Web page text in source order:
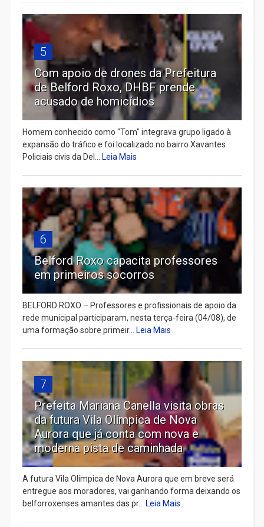
5
Com apoio de drones da Prefeitura
de Belford Roxo, DHBF prende
acusado de homicídios
Homem conhecido como "Tom" integrava grupo ligado à
expansão do tráfico e foi localizado no bairro Xavantes
Policiais civis da Del... Leia Mais
6
Belford Roxo capacita professores
em primeiros socorros
BELFORD ROXO – Professores e profissionais de apoio da
rede municipal participaram, nesta terça-feira (04/08), de
uma formação sobre primeir... Leia Mais
7
Prefeita Mariana Canella visita obras
da futura Vila Olímpica de Nova
Aurora que já conta com nova e
moderna pista de caminhada
A futura Vila Olímpica de Nova Aurora que em breve será
entregue aos moradores, vai ganhando forma deixando os
belforroxenses amantes das pr... Leia Mais